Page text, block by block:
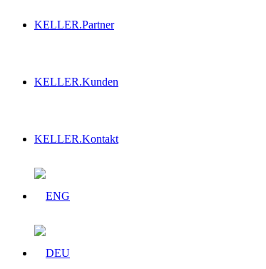
KELLER.Partner
KELLER.Kunden
KELLER.Kontakt